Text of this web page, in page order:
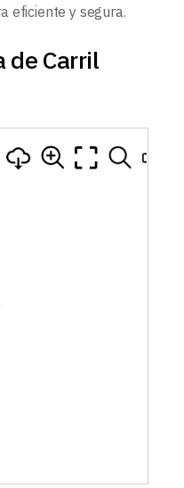
eficiente y segura.
de Carril